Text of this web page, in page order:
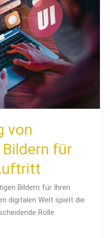
von
für
Bildern für Ihren
digitalen Welt spielt die
Rolle